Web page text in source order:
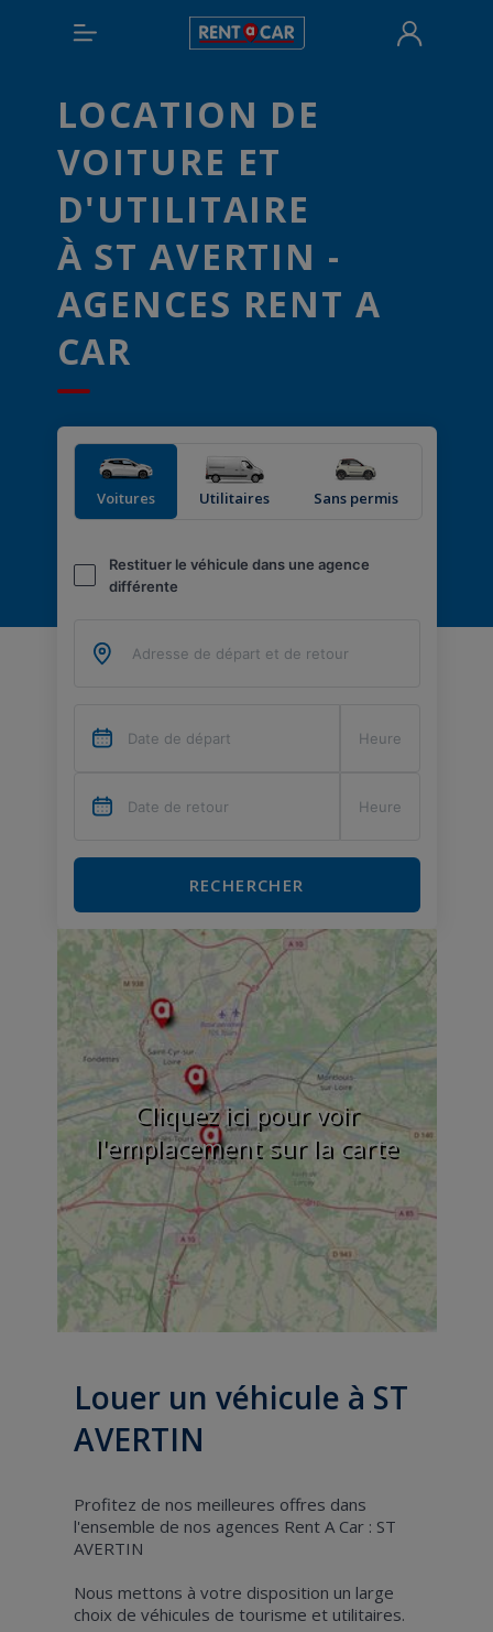
LOCATION DE
VOITURE ET
D'UTILITAIRE
À ST AVERTIN -
AGENCES RENT A
CAR
Voitures Utilitaires Sans permis
Restituer le véhicule dans une agence
différente
RECHERCHER
Cliquez ici pour voir
l'emplacement sur la carte
Louer un véhicule à ST
AVERTIN
Profitez de nos meilleures offres dans
l'ensemble de nos agences Rent A Car : ST
AVERTIN
Nous mettons à votre disposition un large
choix de véhicules de tourisme et utilitaires.